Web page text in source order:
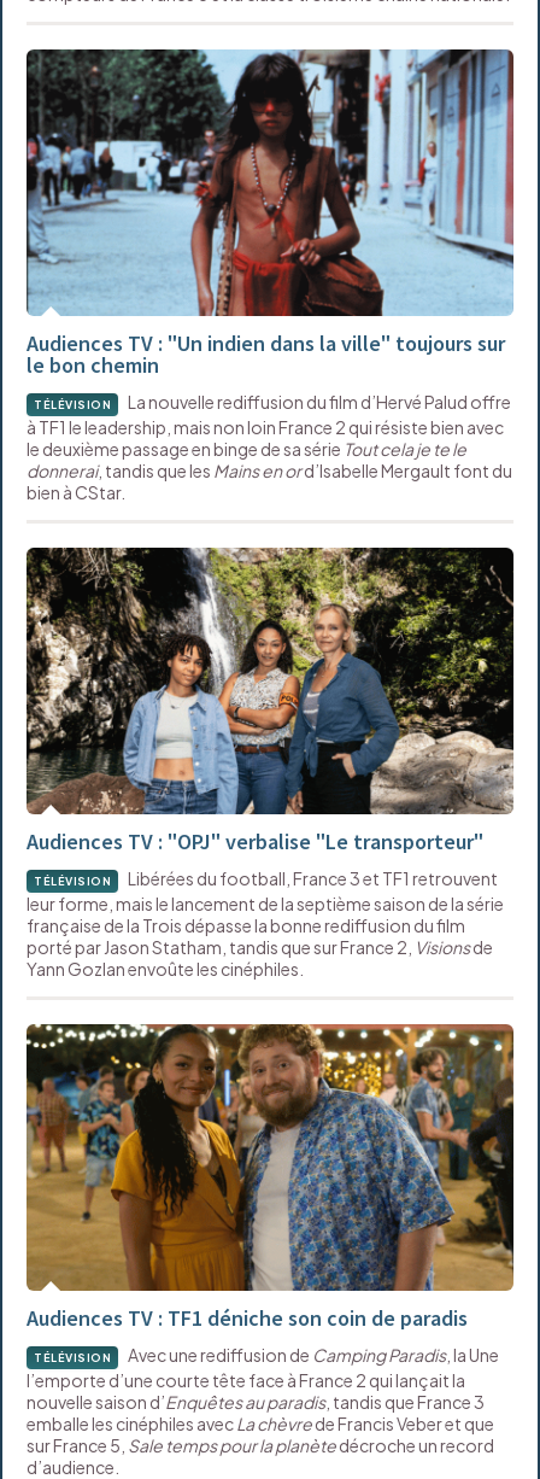
Audiences TV : "Un indien dans la ville" toujours sur
le bon chemin
TÉLÉVISION
La nouvelle rediffusion du film d’Hervé Palud offre
à TF1 le leadership, mais non loin France 2 qui résiste bien avec
le deuxième passage en binge de sa série Tout cela je te le
donnerai, tandis que les Mains en ord’Isabelle Mergault font du
bien à CStar.
Audiences TV : "OPJ" verbalise "Le transporteur"
TÉLÉVISION
Libérées du football, France 3 et TF1 retrouvent
leur forme, mais le lancement de la septième saison de la série
française de la Trois dépasse la bonne rediffusion du film
porté par Jason Statham, tandis que sur France 2, Visionsde
Yann Gozlan envoûte les cinéphiles.
Audiences TV : TF1 déniche son coin de paradis
TÉLÉVISION Avec une rediffusion de Camping Paradis, la Une
l’emporte d’une courte tête face à France 2 qui lançait la
nouvelle saison d’Enquêtes au paradis, tandis que France 3
emballe les cinéphiles avecLa chèvrede Francis Veber et que
sur France 5, Sale temps pour la planètedécroche un record
d’audience.